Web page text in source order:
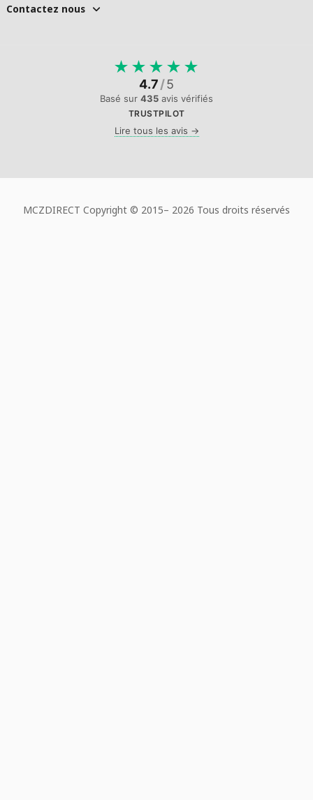
Contactez nous
★ ★ ★ ★ ★
4.7/5
Basé sur 435 avis vérifiés
TRUSTPILOT
Lire tous les avis →
MCZDIRECT Copyright © 2015– 2026 Tous droits réservés